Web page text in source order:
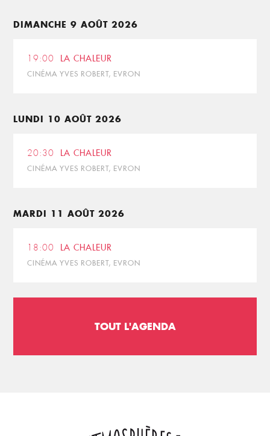
DIMANCHE 9 AOÛT 2026
19:00 LA CHALEUR
CINÉMA YVES ROBERT, EVRON
LUNDI 10 AOÛT 2026
20:30 LA CHALEUR
CINÉMA YVES ROBERT, EVRON
MARDI 11 AOÛT 2026
18:00 LA CHALEUR
CINÉMA YVES ROBERT, EVRON
TOUT L'AGENDA